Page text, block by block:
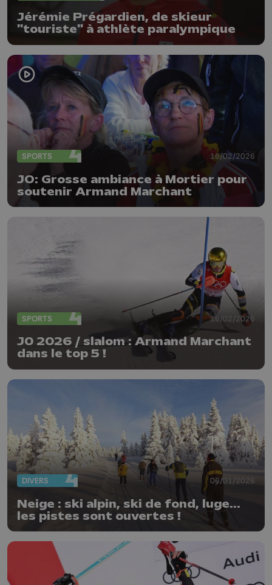
Jérémie Prégardien, de skieur
"touriste" à athlète paralympique
SPORTS 16/02/2026
JO: Grosse ambiance à Mortier pour
soutenir Armand Marchant
SPORTS 16/02/2026
J0 2026 / slalom : Armand Marchant
dans le top 5 !
DIVERS 06/01/2026
Neige : ski alpin, ski de fond, luge...
les pistes sont ouvertes !